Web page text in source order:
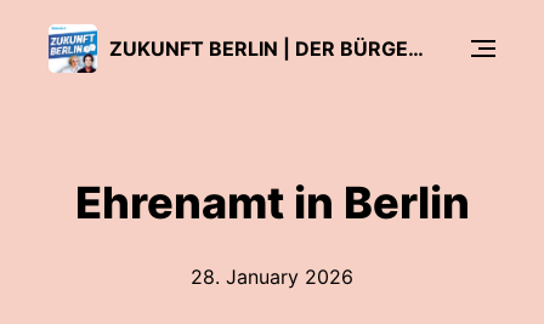
ZUKUNFT BERLIN | DER BÜRGER:INNENTALK
Ehrenamt in Berlin
28. January 2026